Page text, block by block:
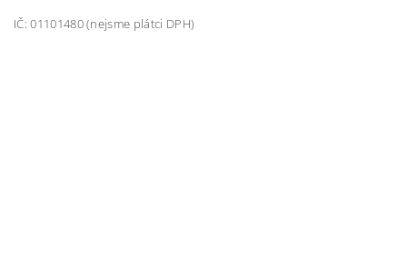
IČ: 01101480 (nejsme plátci DPH)